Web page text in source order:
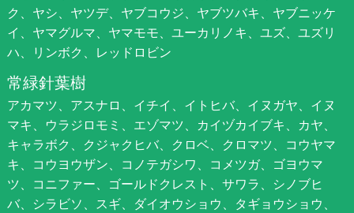
ク、ヤシ、ヤツデ、ヤブコウジ、ヤブツバキ、ヤブニッケ
イ、ヤマグルマ、ヤマモモ、ユーカリノキ、ユズ、ユズリ
ハ、リンボク、レッドロビン
常緑針葉樹
アカマツ、アスナロ、イチイ、イトヒバ、イヌガヤ、イヌ
マキ、ウラジロモミ、エゾマツ、カイヅカイブキ、カヤ、
キャラボク、クジャクヒバ、クロベ、クロマツ、コウヤマ
キ、コウヨウザン、コノテガシワ、コメツガ、ゴヨウマ
ツ、コニファー、ゴールドクレスト、サワラ、シノブヒ
バ、シラビソ、スギ、ダイオウショウ、タギョウショウ、